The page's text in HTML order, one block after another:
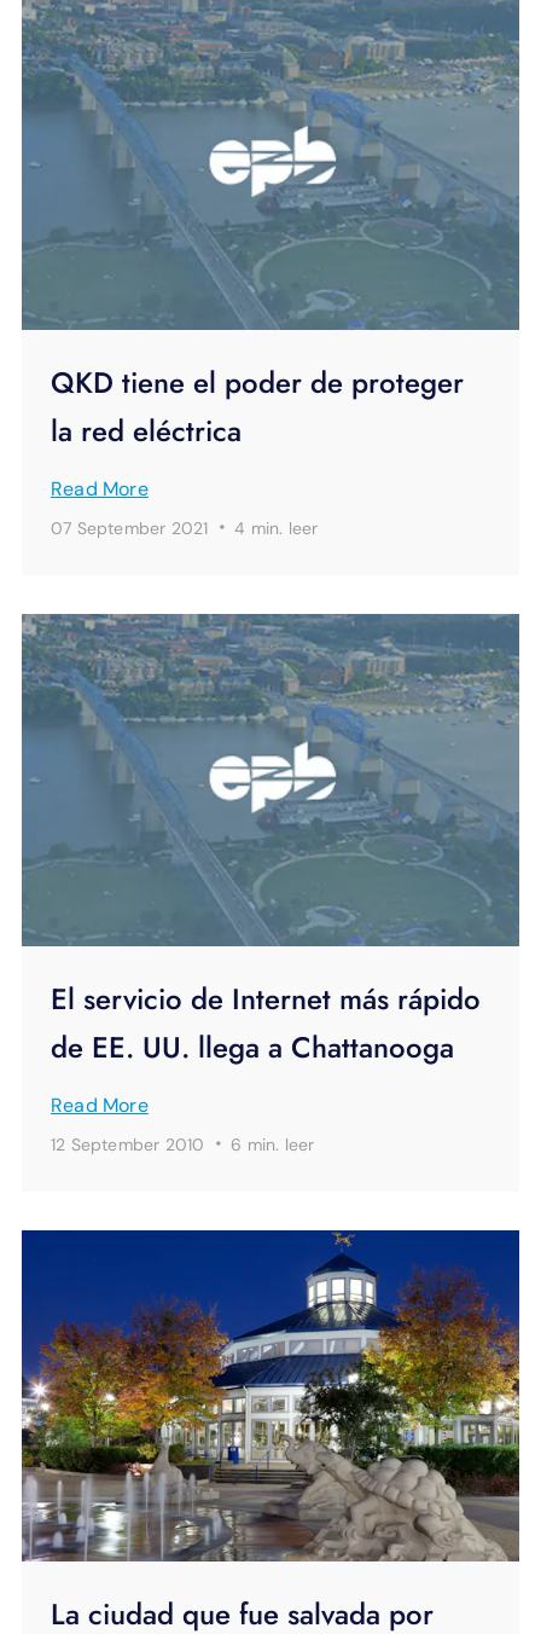
QKD tiene el poder de proteger
la red eléctrica
Read More
07 September 2021 ·4 min. leer
El servicio de Internet más rápido
de EE. UU. llega a Chattanooga
Read More
12 September 2010 · 6 min. leer
La ciudad que fue salvada por